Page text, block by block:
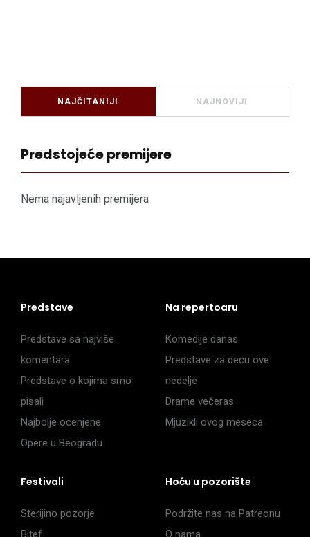
NAJČITANIJI NAJNOVIJI
Predstojeće premijere
Nema najavljenih premijera
Predstave
Predstave sa najviše
komentara
Predstave o kojima smo
pisali
Najbolje ocenjene
Opere u Beogradu
Na repertoaru
Komedije danas
Predstave za decu ove
nedelje
Drame večeras
Mjuzikli ovog meseca
Festivali
Sterijino pozorje
Bitef
Hoću u pozorište
Podržite nas na Patreonu
O nama